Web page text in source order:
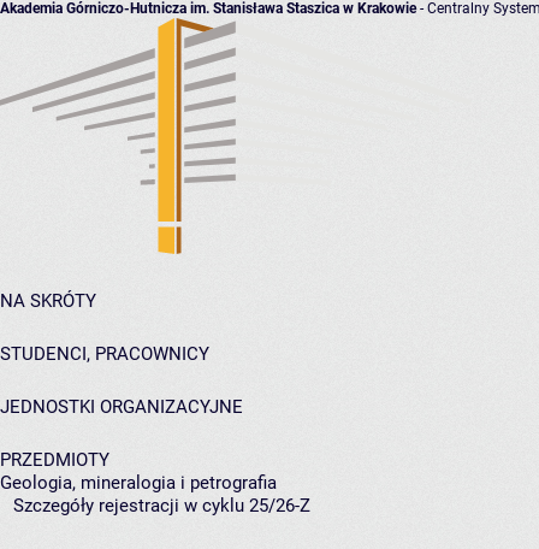
Akademia Górniczo-Hutnicza im. Stanisława Staszica w Krakowie- Centralny
NA SKRÓTY
STUDENCI, PRACOWNICY
JEDNOSTKI ORGANIZACYJNE
PRZEDMIOTY
Geologia, mineralogia i petrografia
Szczegóły rejestracji w cyklu 25/26-Z